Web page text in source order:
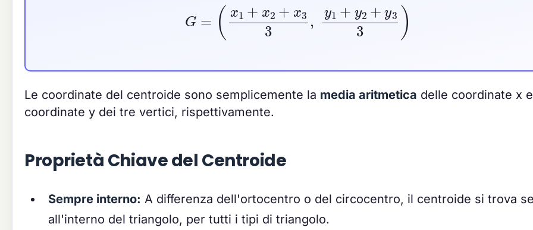
=( x + 2 x 33 + 2 +y 3 )
Le coordinate del centroide sono semplicemente la media aritmetica delle coordinate x
coordinate y dei tre vertici, rispettivamente.
Proprietà Chiave del Centroide
Sempre interno: A differenza dell'ortocentro o del circocentro, il centroide si trova
all'interno del triangolo, per tutti i tipi di triangolo.